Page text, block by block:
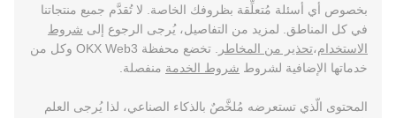
بخصوص أي أسئلة مُتعلِّقة بظروفك الخاصة. لا تُقدَّم جميع منتجاتنا
في كل المناطق. لمزيد من التفاصيل، يُرجى الرجوع إلى شروط
الاستخدام،تحذير من المخاطر
. تخضع محفظة OKX Web3 وكل من
خدماتها الإضافية لشروط شروط الخدمة منفصلة.
المحتوى الّذي تستعرضه مُلخَّصٌ بالذكاء الصناعي، لذا يُرجى العلم